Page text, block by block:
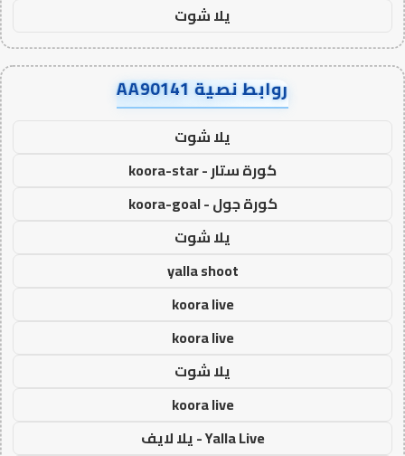
يلا شوت
روابط نصية AA90141
يلا شوت
كورة ستار - koora-star
كورة جول - koora-goal
يلا شوت
yalla shoot
koora live
koora live
يلا شوت
koora live
Yalla Live - يلا لايف